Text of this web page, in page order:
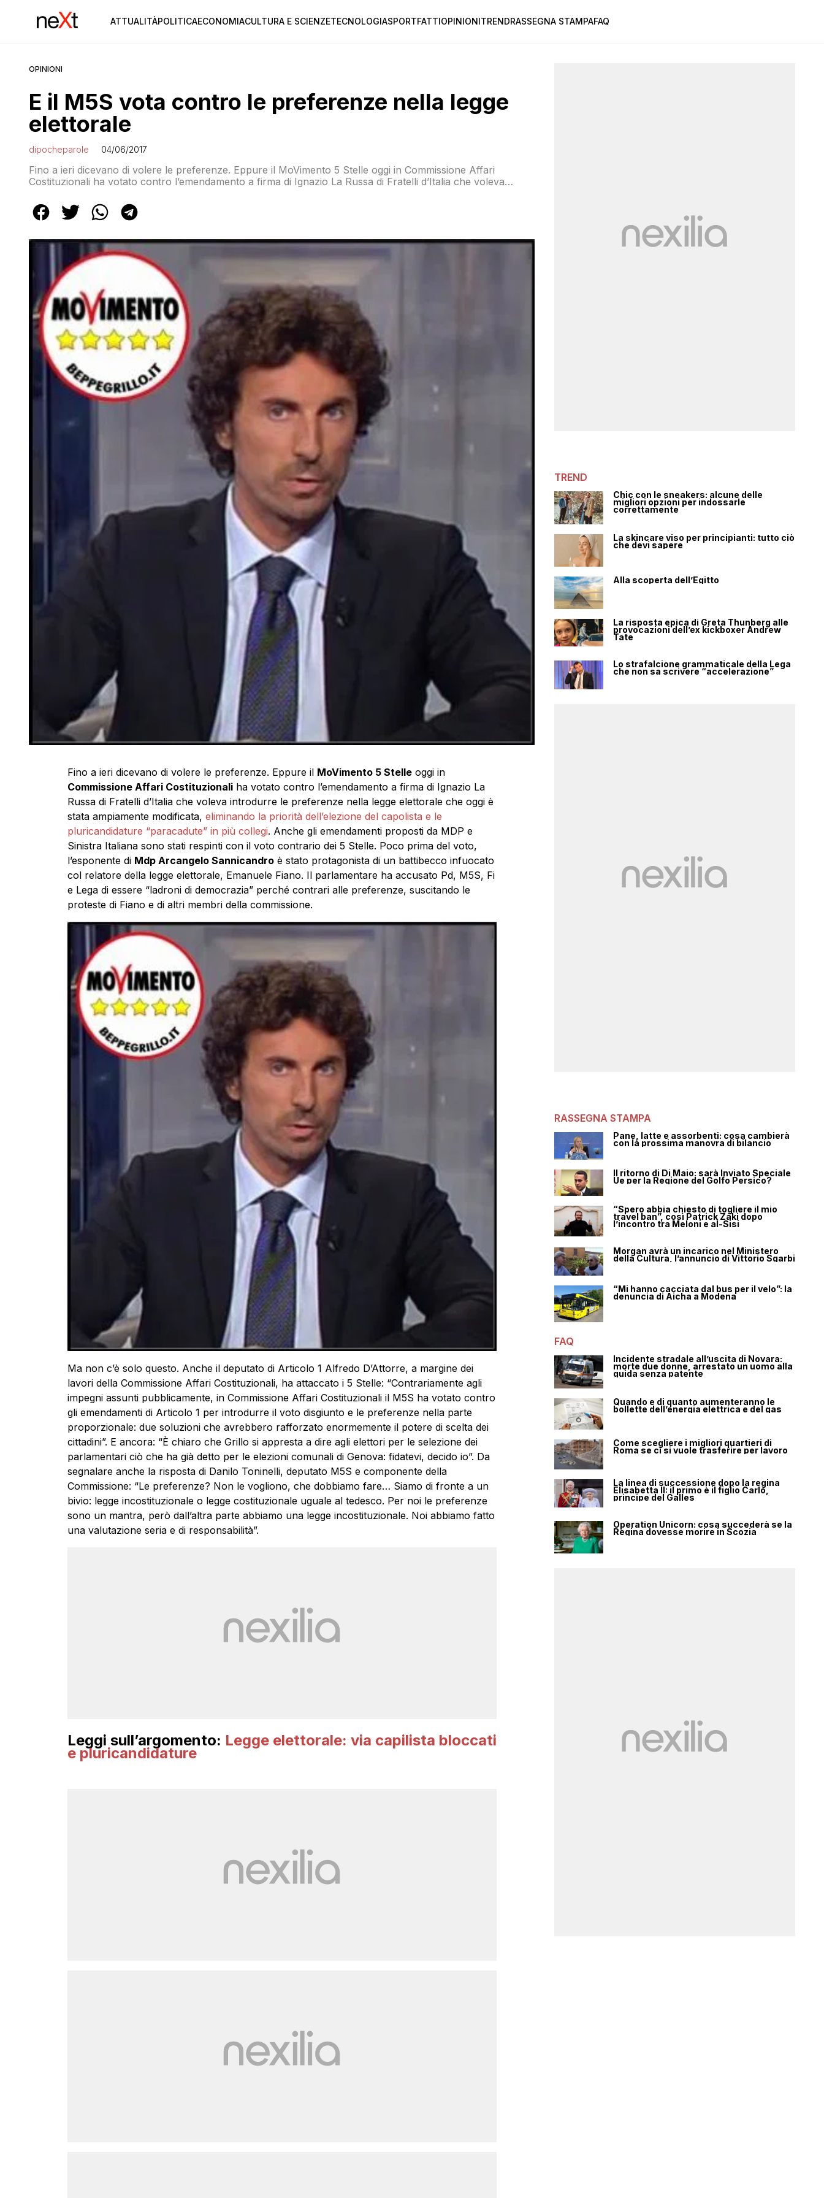
ATTUALITÀPOLITICAECONOMIACULTURA E SCIENZETECNOLOGIASPORTFATTIOPINIONITRENDRASSEGNA STAMPAFAQ
OPINIONI
E il M5S vota contro le preferenze nella legge
elettorale
dipocheparole 04/06/2017
Fino a ieri dicevano di volere le preferenze. Eppure il MoVimento 5 Stelle oggi in Commissione Affari
Costituzionali ha votato contro l’emendamento a firma di Ignazio La Russa di Fratelli d’Italia che voleva
dell’elezione del capolista e le pluricandidature “paracadute” […]
Fino a ieri dicevano di volere le preferenze. Eppure il MoVimento 5 Stelleoggi in
Commissione Affari Costituzionaliha votato contro l’emendamento a firma di Ignazio La
Russa di Fratelli d’Italia che voleva introdurre le preferenze nella legge elettorale che oggi è
stata ampiamente modificata, eliminando la priorità dell’elezione del capolista e le
pluricandidature “paracadute” in più collegi. Anche gli emendamenti proposti da MDP e
Sinistra Italiana sono stati respinti con il voto contrario dei 5 Stelle. Poco prima del voto,
l’esponente di Mdp Arcangelo Sannicandroè stato protagonista di un battibecco infuocato
col relatore della legge elettorale, Emanuele Fiano. Il parlamentare ha accusato Pd, M5S, Fi
e Lega di essere “ladroni di democrazia” perché contrari alle preferenze, suscitando le
proteste di Fiano e di altri membri della commissione.
Ma non c’è solo questo. Anche il deputato di Articolo 1 Alfredo D’Attorre, a margine dei
lavori della Commissione Affari Costituzionali, ha attaccato i 5 Stelle: “Contrariamente agli
impegni assunti pubblicamente, in Commissione Affari Costituzionali il M5S ha votato contro
gli emendamenti di Articolo 1 per introdurre il voto disgiunto e le preferenzenella parte
proporzionale: due soluzioni che avrebbero rafforzato enormemente il potere di scelta dei
cittadini”. E ancora: “È chiaro che Grillo si appresta a dire agli elettori per le selezione dei
parlamentari ciò che ha già detto per le elezioni comunali di Genova: fidatevi, decido io”. Da
segnalare anche la risposta di Danilo Toninelli, deputato M5S e componente della
Commissione: “Le preferenze? Non le vogliono, che dobbiamo fare… Siamo di fronte a un
bivio: legge incostituzionale o legge costituzionale uguale al tedesco. Per noi le preferenze
sono un mantra, però dall’altra parte abbiamo una legge incostituzionale. Noi abbiamo fatto
una valutazione seria e di responsabilità”.
Leggi sull’argomento: Legge elettorale: via capilista bloccati
e pluricandidature
TREND
Chic con le sneakers: alcune delle
migliori opzioni per indossarle
correttamente
La skincare viso per principianti: tutto ciò
che devi sapere
Alla scoperta dell’Egitto
La risposta epica di Greta Thunberg alle
provocazioni dell’ex kickboxer Andrew
Tate
Lo strafalcione grammaticale della Lega
che non sa scrivere “accelerazione”
RASSEGNA STAMPA
Pane, latte e assorbenti: cosa cambierà
con la prossima manovra di bilancio
Il ritorno di Di Maio: sarà Inviato Speciale
Ue per la Regione del Golfo Persico?
“Spero abbia chiesto di togliere il mio
travel ban”, così Patrick Zaki dopo
l’incontro tra Meloni e al-Sisi
Morgan avrà un incarico nel Ministero
della Cultura, l’annuncio di Vittorio Sgarbi
“Mi hanno cacciata dal bus per il velo”: la
denuncia di Aicha a Modena
FAQ
Incidente stradale all’uscita di Novara:
morte due donne, arrestato un uomo alla
guida senza patente
Quando e di quanto aumenteranno le
bollette dell’energia elettrica e del gas
Come scegliere i migliori quartieri di
Roma se ci si vuole trasferire per lavoro
La linea di successione dopo la regina
Elisabetta II: il primo è il figlio Carlo,
principe del Galles
Operation Unicorn: cosa succederà se la
Regina dovesse morire in Scozia